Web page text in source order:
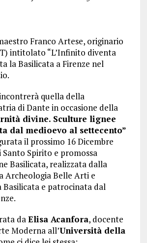
Franco Artese, originario
intitolato “L’Infinito diventa
la Basilicata a Firenze nel
quella della
di Dante in occasione della
divine. Sculture lignee
dal medioevo al settecento”
il prossimo 16 Dicembre
Santo Spirito e promossa
Basilicata, realizzata dalla
Archeologia Belle Arti e
Basilicata e patrocinata dal
daElisa Acanfora, docente
Moderna all’Università della